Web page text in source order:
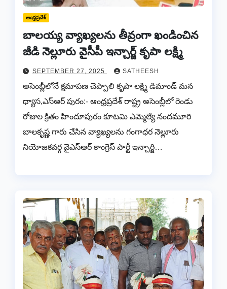
ఆంధ్రప్రదేశ్
బాలయ్య వ్యాఖ్యలను తీవ్రంగా ఖండించిన
జీడి నెల్లూరు వైసీపీ ఇన్చార్జ్ కృపా లక్ష్మి
SEPTEMBER 27, 2025 SATHEESH
అసెంబ్లీలోనే క్షమాపణ చెప్పాలి కృపా లక్ష్మి డిమాండ్ మన
ధ్యాస,ఎస్ఆర్ పురం:- ఆంధ్రప్రదేశ్ రాష్ట్ర అసెంబ్లీలో రెండు
రోజుల క్రితం హిందూపురం కూటమి ఎమ్మెల్యే నందమూరి
బాలకృష్ణ గారు చేసిన వ్యాఖ్యలను గంగాధర నెల్లూరు
నియోజకవర్గ వైఎస్ఆర్ కాంగ్రెస్ పార్టీ ఇన్చార్జి…